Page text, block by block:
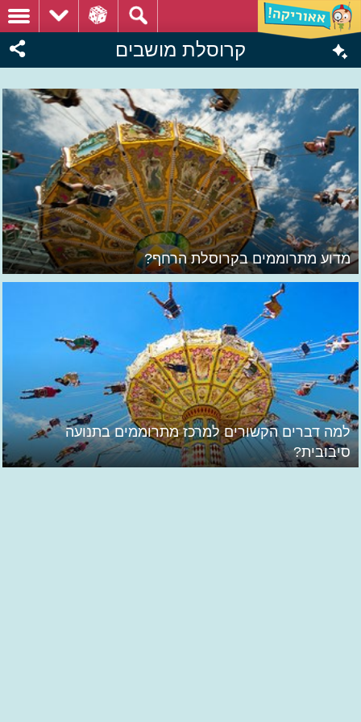
קרוסלת מושבים
מדוע מתרוממים בקרוסלת הרחף?
למה דברים הקשורים למרכז מתרוממים בתנועה
סיבובית?